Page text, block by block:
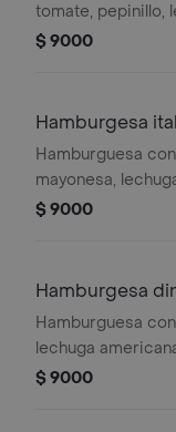
tomate, pepinillo,
$ 9000
Hamburgesa
Hamburguesa
mayonesa,
queso cheddar.
$ 9000
Hamburgesa
Hamburguesa
lechuga
$ 9000